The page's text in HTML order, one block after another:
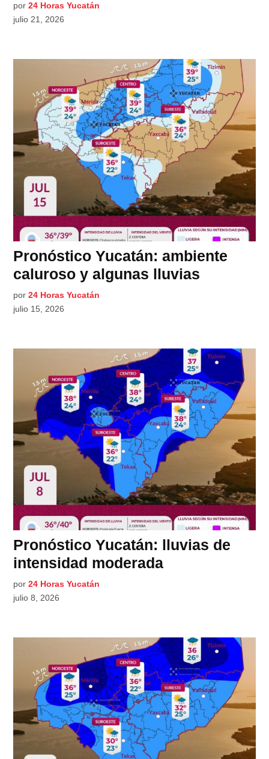
por 24 Horas Yucatán
julio 21, 2026
Pronóstico Yucatán: ambiente
caluroso y algunas lluvias
por 24 Horas Yucatán
julio 15, 2026
Pronóstico Yucatán: lluvias de
intensidad moderada
por 24 Horas Yucatán
julio 8, 2026